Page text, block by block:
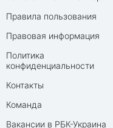
Правила пользования
Правовая информация
Политика
конфиденциальности
Контакты
Команда
Вакансии в РБК-Украина